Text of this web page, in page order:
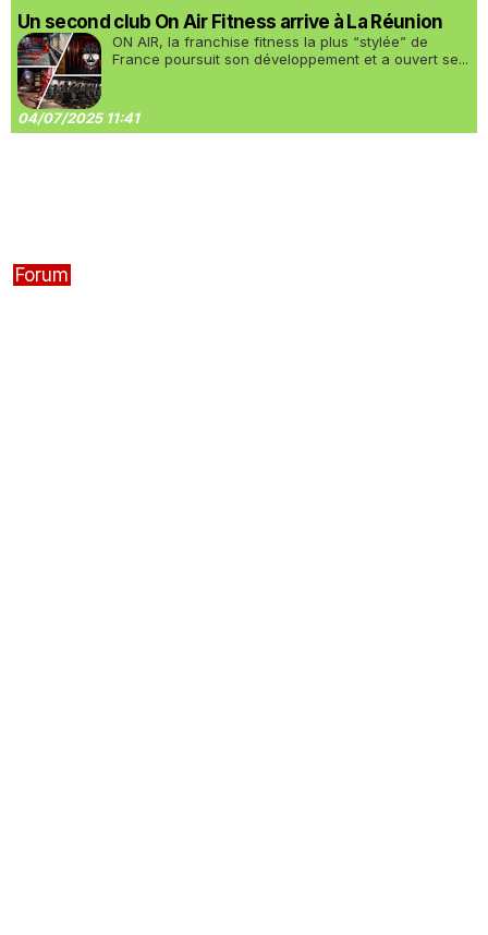
Un second club On Air Fitness arrive à La Réunion
ON AIR, la franchise fitness la plus “stylée” de
France poursuit son développement et a ouvert se...
04/07/2025 11:41
Forum